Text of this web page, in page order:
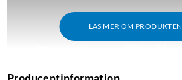
LÄS MER OM PRODUKTEN